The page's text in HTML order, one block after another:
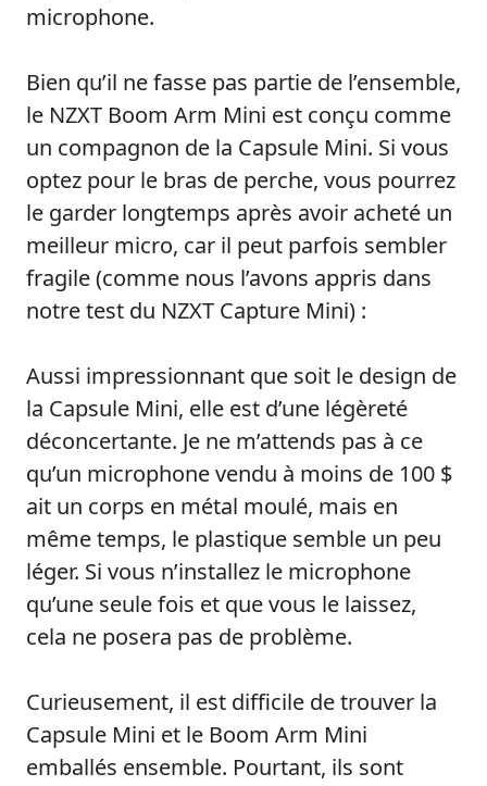
microphone.
Bien qu’il ne fasse pas partie de l’ensemble,
le NZXT Boom Arm Mini est conçu comme
un compagnon de la Capsule Mini. Si vous
optez pour le bras de perche, vous pourrez
le garder longtemps après avoir acheté un
meilleur micro, car il peut parfois sembler
fragile (comme nous l’avons appris dans
notre test du NZXT Capture Mini) :
Aussi impressionnant que soit le design de
la Capsule Mini, elle est d’une légèreté
déconcertante. Je ne m’attends pas à ce
qu’un microphone vendu à moins de 100 $
ait un corps en métal moulé, mais en
même temps, le plastique semble un peu
léger. Si vous n’installez le microphone
qu’une seule fois et que vous le laissez,
cela ne posera pas de problème.
Curieusement, il est difficile de trouver la
Capsule Mini et le Boom Arm Mini
emballés ensemble. Pourtant, ils sont